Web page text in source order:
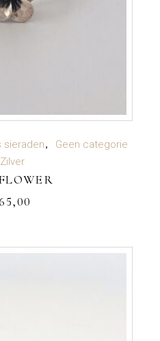
WINKELWAGEN
sieraden
Geen categorie
Zilver